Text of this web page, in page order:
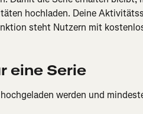
hochladen. Deine
steht Nutzern mit
eine Serie
werden und